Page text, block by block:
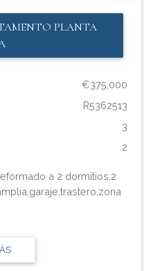
PLANTA
€375,000
R5362513
3
2
a 2 dormitios,2